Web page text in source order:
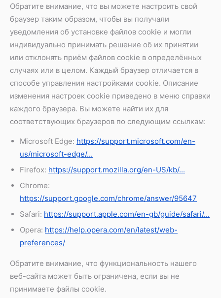
Обратите внимание, что вы можете настроить свой
браузер таким образом, чтобы вы получали
уведомления об установке файлов cookie и могли
индивидуально принимать решение об их принятии
или отклонять приём файлов cookie в определённых
случаях или в целом. Каждый браузер отличается в
способе управления настройками cookie. Описание
изменения настроек cookie приведено в меню справки
каждого браузера. Вы можете найти их для
соответствующих браузеров по следующим ссылкам:
Microsoft Edge: https://support.microsoft.com/en-
us/microsoft-edge/...
Firefox: https://support.mozilla.org/en-US/kb/...
Chrome:
https://support.google.com/chrome/answer/95647
Safari: https://support.apple.com/en-gb/guide/safari/...
Opera: https://help.opera.com/en/latest/web-
preferences/
Обратите внимание, что функциональность нашего
веб-сайта может быть ограничена, если вы не
принимаете файлы cookie.